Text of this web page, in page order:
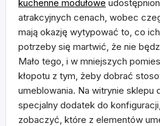
kuchenne modułowe
atrakcyjnych cenach, wobec
mają okazję wytypować to, co
potrzeby się martwić, że nie
Mało tego, i w mniejszych
kłopotu z tym, żeby dobrać
umeblowania. Na witrynie sklepu
specjalny dodatek do
zobaczyć, które z elementów